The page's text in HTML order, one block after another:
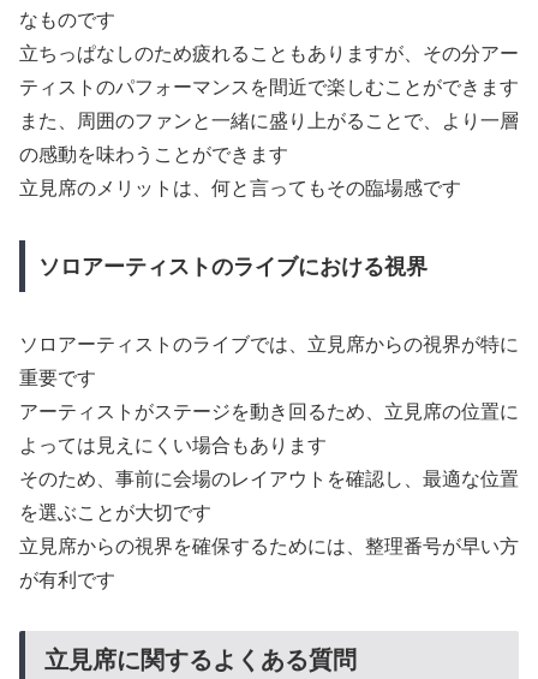
なものです
立ちっぱなしのため疲れることもありますが、その分アー
ティストのパフォーマンスを間近で楽しむことができます
また、周囲のファンと一緒に盛り上がることで、より一層
の感動を味わうことができます
立見席のメリットは、何と言ってもその臨場感です
ソロアーティストのライブにおける視界
ソロアーティストのライブでは、立見席からの視界が特に
重要です
アーティストがステージを動き回るため、立見席の位置に
よっては見えにくい場合もあります
そのため、事前に会場のレイアウトを確認し、最適な位置
を選ぶことが大切です
立見席からの視界を確保するためには、整理番号が早い方
が有利です
立見席に関するよくある質問